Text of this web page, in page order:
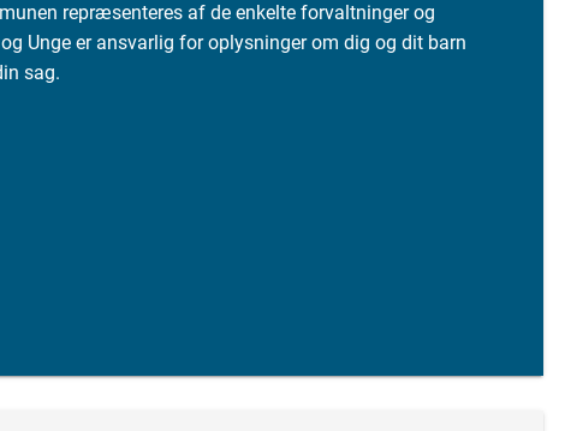
repræsenteres af de enkelte forvaltninger og
Unge er ansvarlig for oplysninger om dig og dit barn
sag.